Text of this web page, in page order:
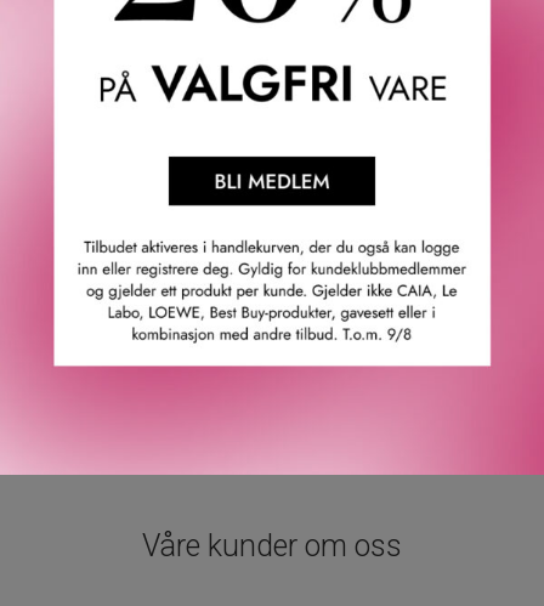
Bunnoter: Vanilla Absolute.
elegant firkantet flakong, designet for å kunne fylles på.
Refill selges separat.
Emballasjen i beige og gull, utsmykket med en medaljong,
Våre kunder om oss